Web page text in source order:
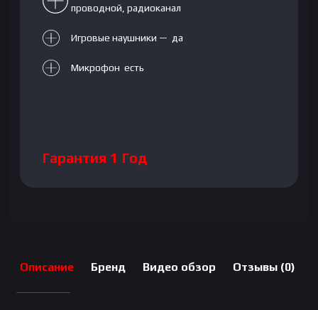
проводной, радиоканал
Игровые наушники — да
Микрофон есть
Гарантия 1 Год
Описание Бренд Видео обзор Отзывы (0)